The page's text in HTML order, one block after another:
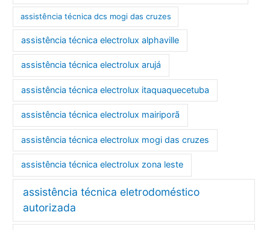
assistência técnica dcs mogi das cruzes
assistência técnica electrolux alphaville
assistência técnica electrolux arujá
assistência técnica electrolux itaquaquecetuba
assistência técnica electrolux mairiporã
assistência técnica electrolux mogi das cruzes
assistência técnica electrolux zona leste
assistência técnica eletrodoméstico
autorizada